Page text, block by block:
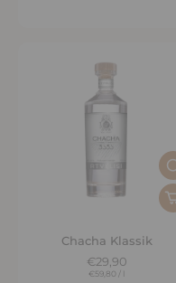
Chacha Klassik
€29,90
€59,80 / l